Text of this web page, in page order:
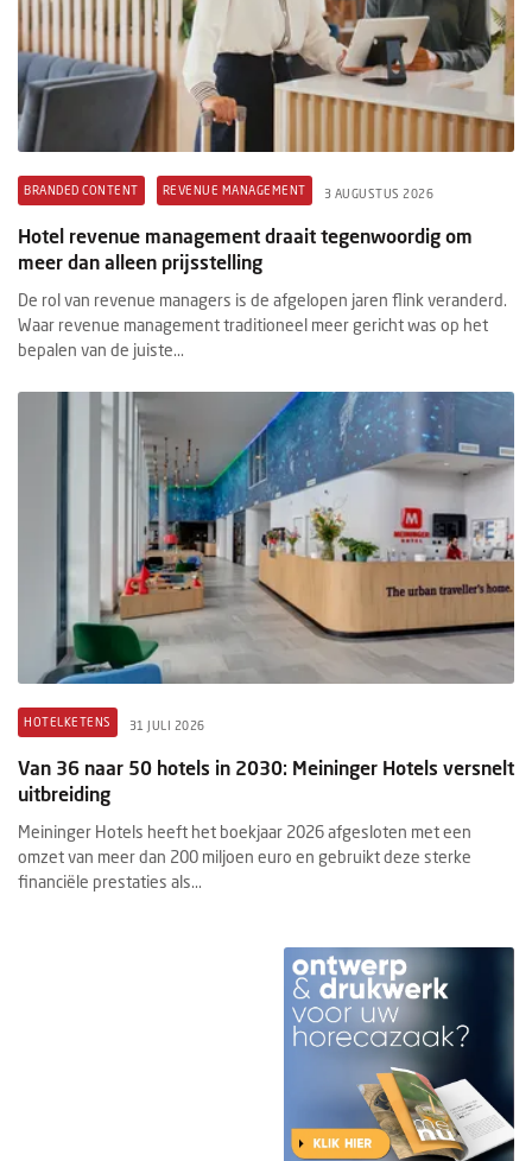
BRANDED CONTENT REVENUE MANAGEMENT 3 AUGUSTUS 2026
Hotel revenue management draait tegenwoordig om
meer dan alleen prijsstelling
De rol van revenue managers is de afgelopen jaren flink veranderd.
Waar revenue management traditioneel meer gericht was op het
bepalen van de juiste...
HOTELKETENS 31 JULI 2026
Van 36 naar 50 hotels in 2030: Meininger Hotels versnelt
uitbreiding
Meininger Hotels heeft het boekjaar 2026 afgesloten met een
omzet van meer dan 200 miljoen euro en gebruikt deze sterke
financiële prestaties als...